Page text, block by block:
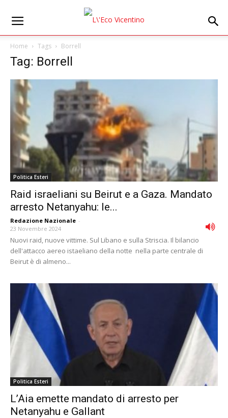
Home Tags Borrell
Tag: Borrell
Politica Esteri
Raid israeliani su Beirut e a Gaza. Mandato
arresto Netanyahu: le...
Redazione Nazionale -
23 Novembre 2024
Nuovi raid, nuove vittime. Sul Libano e sulla Striscia. Il bilancio
dell'attacco aereo istaeliano della notte nella parte centrale di
Beirut è di almeno...
Politica Esteri
L’Aia emette mandato di arresto per
Netanyahu e Gallant